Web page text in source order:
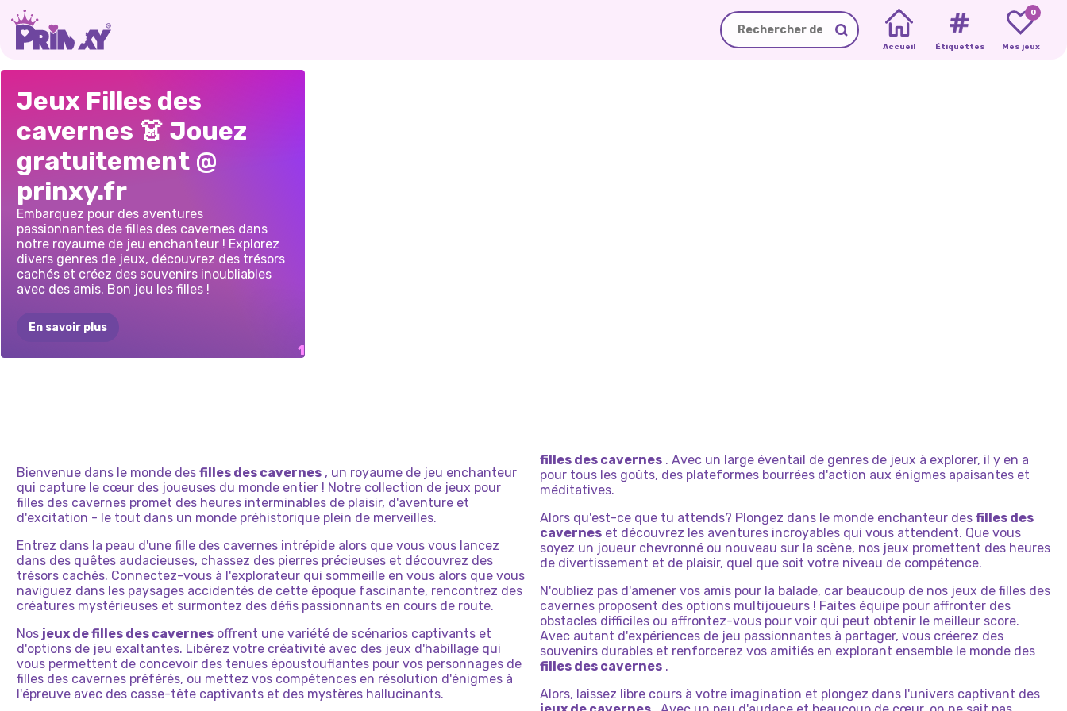
Accueil Étiquettes
0
Mes jeux
D&#39;HABILLAGE
DES
FILLES
DES
CAVERNES
Jeux Filles des
cavernes 👗 Jouez
gratuitement @
prinxy.fr
Embarquez pour des aventures
passionnantes de filles des cavernes dans
notre royaume de jeu enchanteur ! Explorez
divers genres de jeux, découvrez des trésors
cachés et créez des souvenirs inoubliables
avec des amis. Bon jeu les filles !
En savoir plus
Bienvenue dans le monde des filles des cavernes , un royaume de jeu enchanteur
qui capture le cœur des joueuses du monde entier ! Notre collection de jeux pour
filles des cavernes promet des heures interminables de plaisir, d'aventure et
d'excitation - le tout dans un monde préhistorique plein de merveilles.
Entrez dans la peau d'une fille des cavernes intrépide alors que vous vous lancez
dans des quêtes audacieuses, chassez des pierres précieuses et découvrez des
trésors cachés. Connectez-vous à l'explorateur qui sommeille en vous alors que vous
naviguez dans les paysages accidentés de cette époque fascinante, rencontrez des
créatures mystérieuses et surmontez des défis passionnants en cours de route.
Nos jeux de filles des cavernes offrent une variété de scénarios captivants et
d'options de jeu exaltantes. Libérez votre créativité avec des jeux d'habillage qui
vous permettent de concevoir des tenues époustouflantes pour vos personnages de
filles des cavernes préférés, ou mettez vos compétences en résolution d'énigmes à
l'épreuve avec des casse-tête captivants et des mystères hallucinants.
filles des cavernes . Avec un large éventail de genres de jeux à explorer, il y en a
pour tous les goûts, des plateformes bourrées d'action aux énigmes apaisantes et
méditatives.
Alors qu'est-ce que tu attends? Plongez dans le monde enchanteur des filles des
cavernes et découvrez les aventures incroyables qui vous attendent. Que vous
soyez un joueur chevronné ou nouveau sur la scène, nos jeux promettent des heures
de divertissement et de plaisir, quel que soit votre niveau de compétence.
N'oubliez pas d'amener vos amis pour la balade, car beaucoup de nos jeux de filles des
cavernes proposent des options multijoueurs ! Faites équipe pour affronter des
obstacles difficiles ou affrontez-vous pour voir qui peut obtenir le meilleur score.
Avec autant d'expériences de jeu passionnantes à partager, vous créerez des
souvenirs durables et renforcerez vos amitiés en explorant ensemble le monde des
filles des cavernes .
Alors, laissez libre cours à votre imagination et plongez dans l'univers captivant des